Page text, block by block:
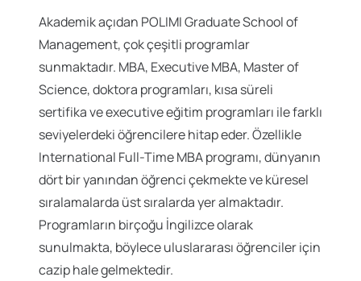
Akademik açıdan POLIMI Graduate School of
Management, çok çeşitli programlar
sunmaktadır. MBA, Executive MBA, Master of
Science, doktora programları, kısa süreli
sertifika ve executive eğitim programları ile farklı
seviyelerdeki öğrencilere hitap eder. Özellikle
International Full-Time MBA programı, dünyanın
dört bir yanından öğrenci çekmekte ve küresel
sıralamalarda üst sıralarda yer almaktadır.
Programların birçoğu İngilizce olarak
sunulmakta, böylece uluslararası öğrenciler için
cazip hale gelmektedir.